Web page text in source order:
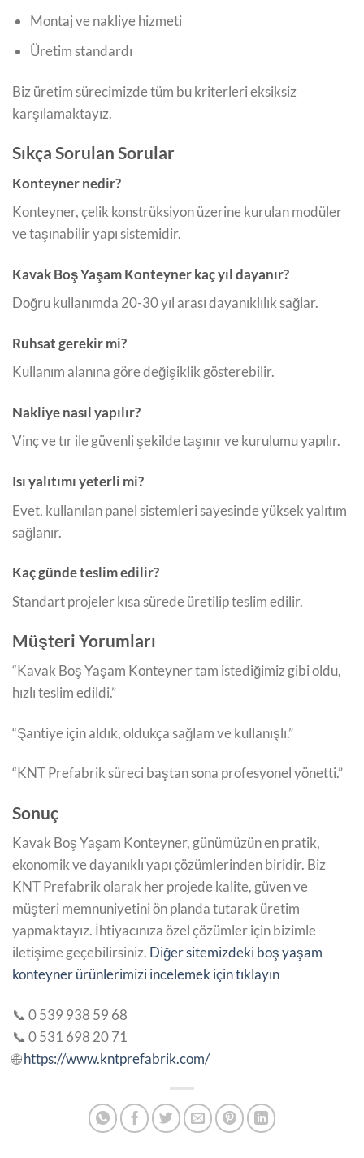
Montaj ve nakliye hizmeti
Üretim standardı
Biz üretim sürecimizde tüm bu kriterleri eksiksiz
karşılamaktayız.
Sıkça Sorulan Sorular
Konteyner nedir?
Konteyner, çelik konstrüksiyon üzerine kurulan modüler
ve taşınabilir yapı sistemidir.
Kavak Boş Yaşam Konteyner kaç yıl dayanır?
Doğru kullanımda 20-30 yıl arası dayanıklılık sağlar.
Ruhsat gerekir mi?
Kullanım alanına göre değişiklik gösterebilir.
Nakliye nasıl yapılır?
Vinç ve tır ile güvenli şekilde taşınır ve kurulumu yapılır.
Isı yalıtımı yeterli mi?
Evet, kullanılan panel sistemleri sayesinde yüksek yalıtım
sağlanır.
Kaç günde teslim edilir?
Standart projeler kısa sürede üretilip teslim edilir.
Müşteri Yorumları
“Kavak Boş Yaşam Konteyner tam istediğimiz gibi oldu,
hızlı teslim edildi.”
“Şantiye için aldık, oldukça sağlam ve kullanışlı.”
“KNT Prefabrik süreci baştan sona profesyonel yönetti.”
Sonuç
Kavak Boş Yaşam Konteyner, günümüzün en pratik,
ekonomik ve dayanıklı yapı çözümlerinden biridir. Biz
KNT Prefabrik olarak her projede kalite, güven ve
müşteri memnuniyetini ön planda tutarak üretim
yapmaktayız. İhtiyacınıza özel çözümler için bizimle
iletişime geçebilirsiniz. Diğer sitemizdeki boş yaşam
konteyner ürünlerimizi incelemek için tıklayın
📞 0 539 938 59 68
📞 0 531 698 20 71
🌐https://www.kntprefabrik.com/